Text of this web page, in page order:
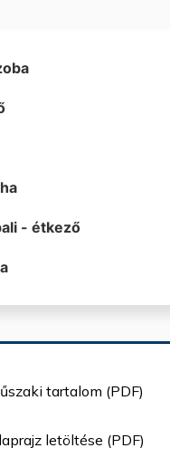
- étkező
tartalom (PDF)
letöltése (PDF)